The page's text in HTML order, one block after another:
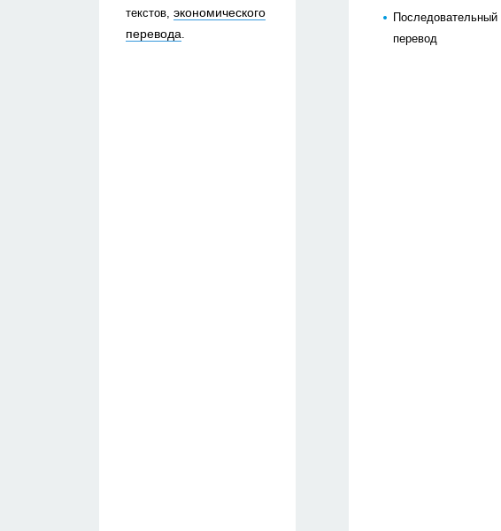
текстов, экономического
перевода.
Последовательный
перевод